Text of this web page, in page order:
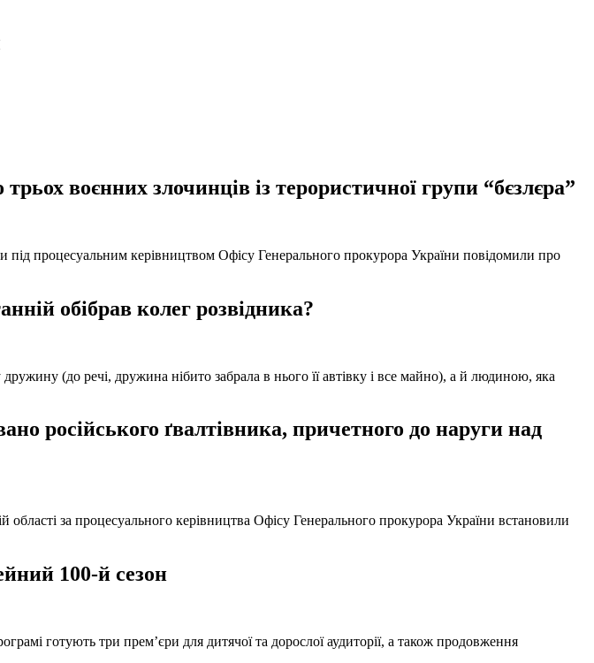
воєнних злочинців із терористичної групи “бєзлєра”
під процесуальним керівництвом Офісу Генерального прокурора України повідомили про
обібрав колег розвідника?
(до речі, дружина нібито забрала в нього її автівку і все майно), а й людиною, яка
російського ґвалтівника, причетного до наруги над
за процесуального керівництва Офісу Генерального прокурора України встановили
100-й сезон
готують три прем’єри для дитячої та дорослої аудиторії, а також продовження